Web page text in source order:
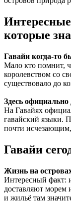
которые
Гавайи когда-то
Мало кто помнит,
королевством со
существовало до
Здесь
На Гавайях
гавайский языки.
почти исчезающим,
Гавайи
Жизнь на
Интересный факт:
доставляют морем
и жильё там